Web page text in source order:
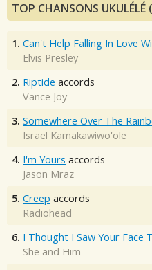
TOP CHANSONS UKULÉLÉ
1. Can't Help Falling In Love
Elvis Presley
2. Riptide accords
Vance Joy
3. Somewhere Over The
Israel Kamakawiwo'ole
4. I'm Yours accords
Jason Mraz
5. Creep accords
Radiohead
6. I Thought I Saw Your Face
She and Him